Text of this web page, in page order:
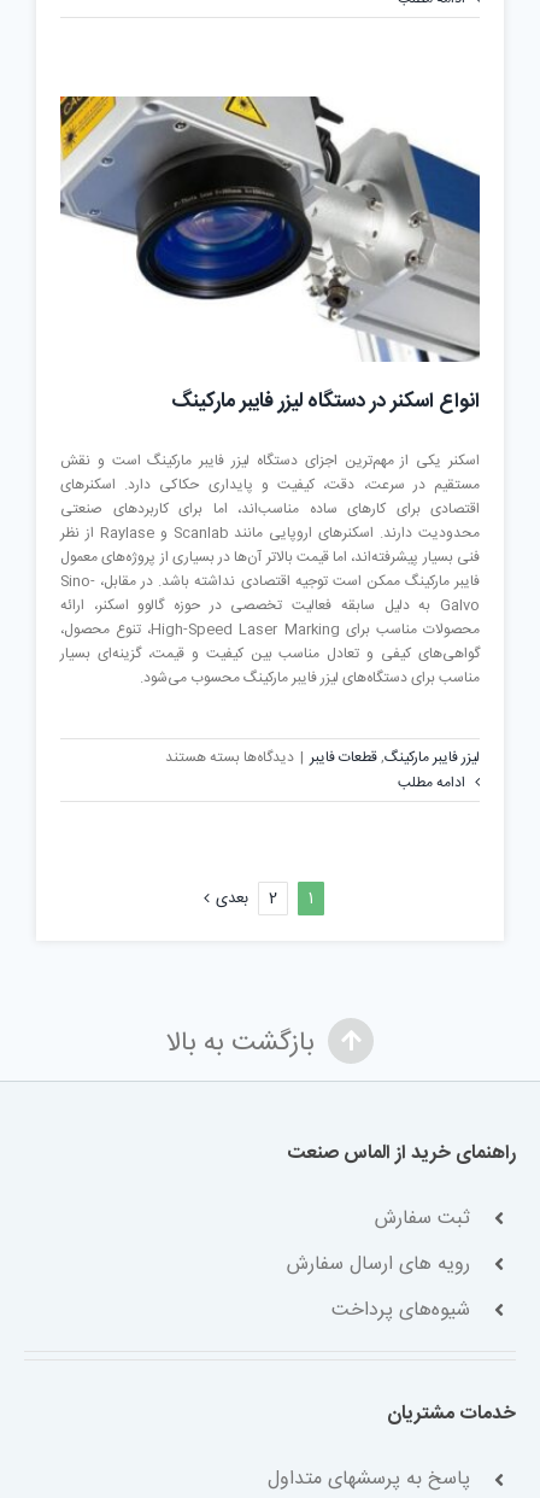
دوده
کیفیت
دستگاه
فایبرمارکینگ
انواع اسکنر در دستگاه لیزر فایبر مارکینگ
اسکنر یکی از مهم‌ترین اجزای دستگاه لیزر فایبر مارکینگ است و نقش
مستقیم در سرعت، دقت، کیفیت و پایداری حکاکی دارد. اسکنرهای
اقتصادی برای کارهای ساده مناسب‌اند، اما برای کاربردهای صنعتی
محدودیت دارند. اسکنرهای اروپایی مانند Scanlab و Raylase از نظر
فنی بسیار پیشرفته‌اند، اما قیمت بالاتر آن‌ها در بسیاری از پروژه‌های معمول
فایبر مارکینگ ممکن است توجیه اقتصادی نداشته باشد. در مقابل، Sino-
Galvo به دلیل سابقه فعالیت تخصصی در حوزه گالوو اسکنر، ارائه
محصولات مناسب برای High-Speed Laser Marking، تنوع محصول،
گواهی‌های کیفی و تعادل مناسب بین کیفیت و قیمت، گزینه‌ای بسیار
مناسب برای دستگاه‌های لیزر فایبر مارکینگ محسوب می‌شود.
لیزر فایبر مارکینگ,قطعات فایبر | دیدگاه‌ها برای
اسکنر
فایبر
بسته هستند
ادامه مطلب
1
2 بعدی
بازگشت به بالا
راهنمای خرید از الماس صنعت
ثبت سفارش
رویه های ارسال سفارش
شیوه‌های پرداخت
خدمات مشتریان
پاسخ به پرسشهای متداول